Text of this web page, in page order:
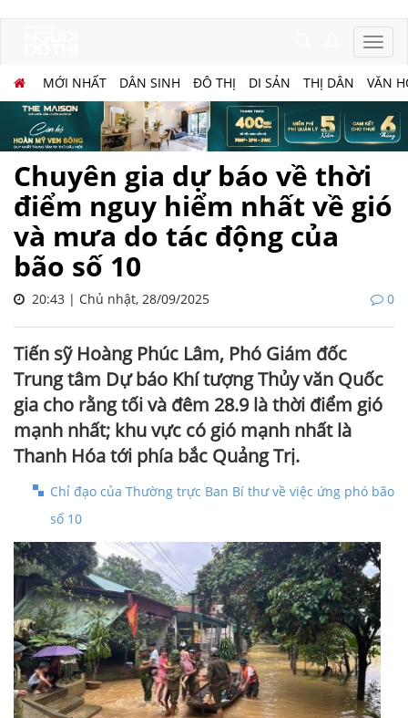
MỚI NHẤT DÂN SINH ĐÔ THỊ DI SẢN THỊ DÂN VĂN
Chuyên gia dự báo về thời
điểm nguy hiểm nhất về gió
và mưa do tác động của
bão số 10
20:43 | Chủ nhật, 28/09/2025 0
Tiến sỹ Hoàng Phúc Lâm, Phó Giám đốc
Trung tâm Dự báo Khí tượng Thủy văn Quốc
gia cho rằng tối và đêm 28.9 là thời điểm gió
mạnh nhất; khu vực có gió mạnh nhất là
Thanh Hóa tới phía bắc Quảng Trị.
Chỉ đạo của Thường trực Ban Bí thư về việc ứng phó bão
số 10